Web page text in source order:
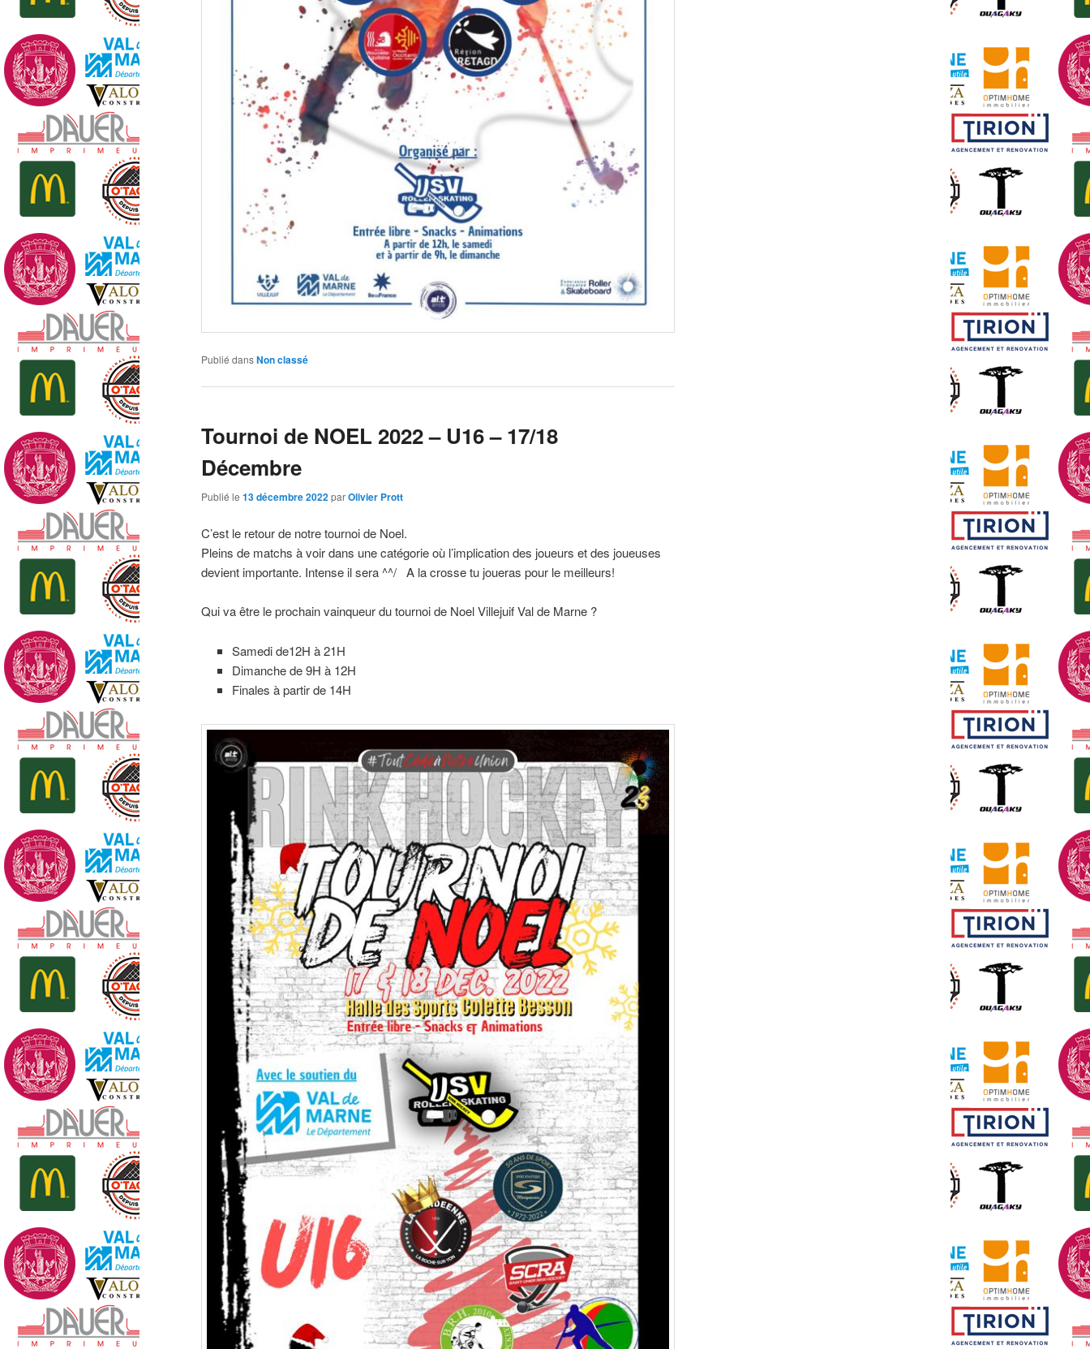
Publié dansNon classé
Tournoi de NOEL 2022 – U16 – 17/18
Décembre
Publié le 13 décembre 2022parOlivier Prott
C’est le retour de notre tournoi de Noel.
Pleins de matchs à voir dans une catégorie où l’implication des joueurs et des joueuses
devient importante. Intense il sera ^^/ A la crosse tu joueras pour le meilleurs!
Qui va être le prochain vainqueur du tournoi de Noel Villejuif Val de Marne ?
Samedi de12H à 21H
Dimanche de 9H à 12H
Finales à partir de 14H